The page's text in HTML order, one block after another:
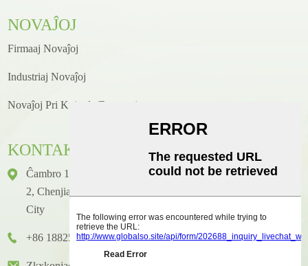
NOVAĴOJ
Firmaaj Novaĵoj
Industriaj Novaĵoj
Novaĵoj Pri Kuirado/receptoj
KONTAKTO
Ĉambro 1416, Etaĝo 14, Junhao Internacia Konstruaĵo, N-Ro
2, Chenjiang Zhongkai Avenue, Huicheng Distrikto, Huizhou
City
+86 18825458362